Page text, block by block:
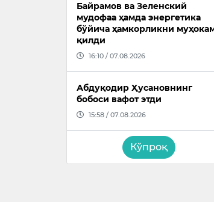
Байрамов ва Зеленский
мудофаа ҳамда энергетика
бўйича ҳамкорликни
қилди
16:10 / 07.08.2026
Абдуқодир Ҳусановнинг
бобоси вафот этди
15:58 / 07.08.2026
Кўпроқ